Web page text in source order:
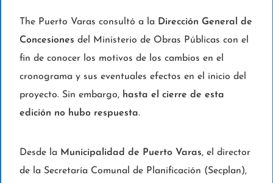
The Puerto Varas consultó a la Dirección General de
Concesiones del Ministerio de Obras Públicas con el
fin de conocer los motivos de los cambios en el
cronograma y sus eventuales efectos en el inicio del
proyecto. Sin embargo, hasta el cierre de esta
edición no hubo respuesta.
Desde la Municipalidad de Puerto Varas, el director
de la Secretaría Comunal de Planificación (Secplan),